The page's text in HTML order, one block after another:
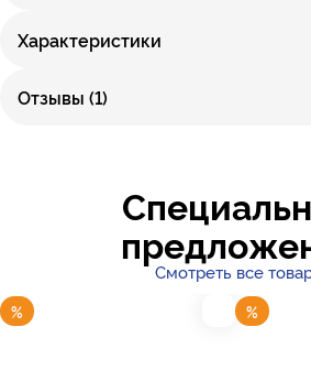
Характеристики
Отзывы (1)
Смотреть все
% %